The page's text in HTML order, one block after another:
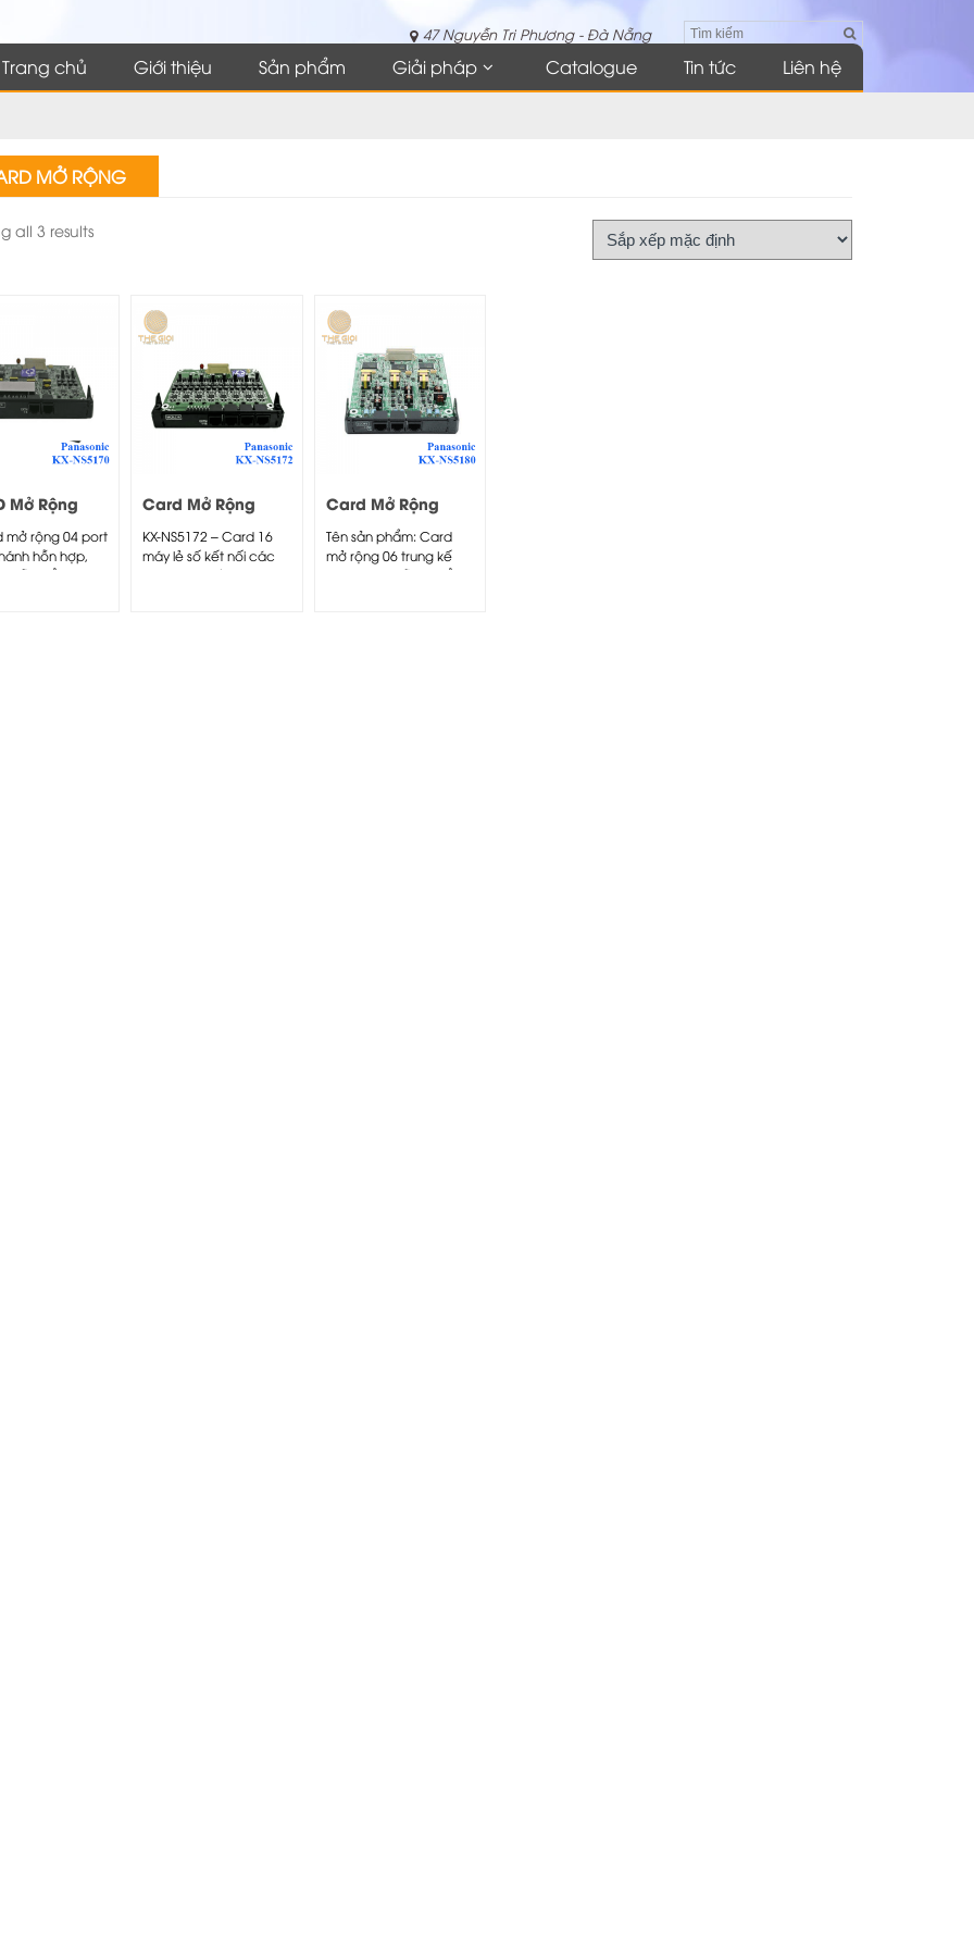
47 Nguyễn Tri Phương - Đà Nẵng
Trang chủ Giới thiệu Sản phẩm Giải pháp Catalogue Tin tức Liên hệ
MỞ RỘNG
all 3 results
Mở Rộng
KX-
mở rộng 04 port
hỗn hợp,
sẵn hiển...
Card Mở Rộng
Panasonic KX-
NS5172
KX-NS5172 – Card 16
máy lẻ số kết nối các
điện thoại số
Card Mở Rộng
Panasonic KX-
NS5180
Tên sản phẩm: Card
mở rộng 06 trung kế
thường có hỗ trợ hiển